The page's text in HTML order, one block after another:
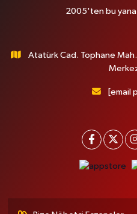
2005'ten bu yana
Atatürk Cad. Tophane Mah.
[email